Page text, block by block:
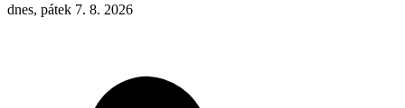
dnes, pátek 7. 8. 2026